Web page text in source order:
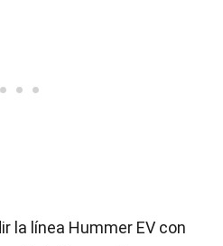
la línea Hummer EV con